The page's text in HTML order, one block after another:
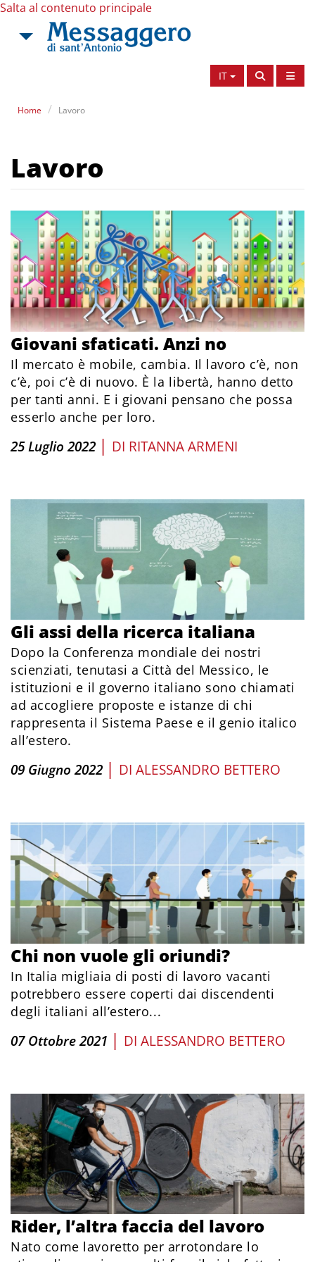
Salta al contenuto principale
IT
Home Lavoro
Lavoro
Giovani sfaticati. Anzi no
Il mercato è mobile, cambia. Il lavoro c’è, non
c’è, poi c’è di nuovo. È la libertà, hanno detto
per tanti anni. E i giovani pensano che possa
esserlo anche per loro.
25 Luglio 2022 | DI RITANNA ARMENI
Gli assi della ricerca italiana
Dopo la Conferenza mondiale dei nostri
scienziati, tenutasi a Città del Messico, le
istituzioni e il governo italiano sono chiamati
ad accogliere proposte e istanze di chi
rappresenta il Sistema Paese e il genio italico
all’estero.
09 Giugno 2022 | DI ALESSANDRO BETTERO
Chi non vuole gli oriundi?
In Italia migliaia di posti di lavoro vacanti
potrebbero essere coperti dai discendenti
degli italiani all’estero...
07 Ottobre 2021 | DI ALESSANDRO BETTERO
Rider, l’altra faccia del lavoro
Nato come lavoretto per arrotondare lo